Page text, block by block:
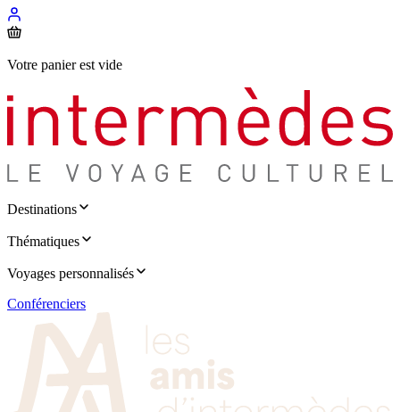
Votre panier est vide
Destinations
Thématiques
Voyages personnalisés
Conférenciers